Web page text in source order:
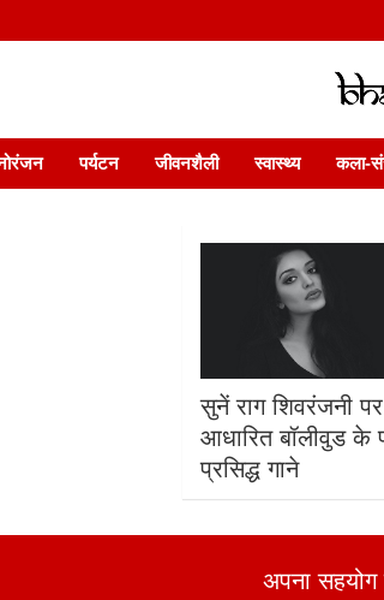
ऑडियो, वीडियो और फ़ीचर. भारत बोलेगा हिंदी
पर्यटन जीवनशैली स्वास्थ्य कला-
सुनें राग शिवरंजनी पर
आधारित बॉलीवुड के
प्रसिद्ध गाने
अपना